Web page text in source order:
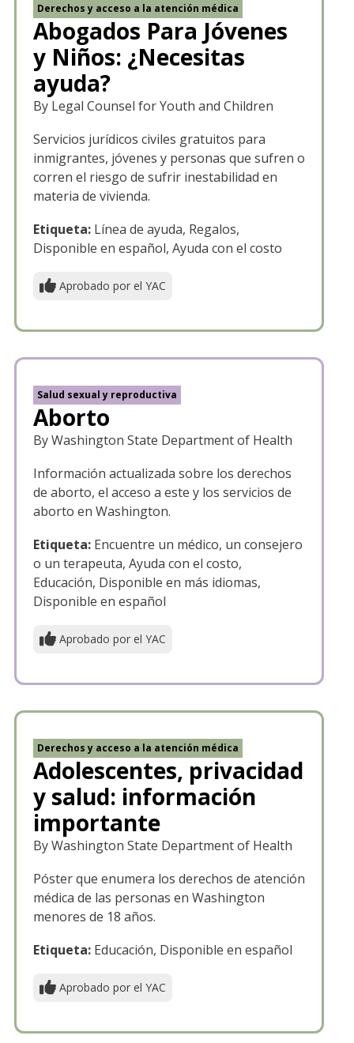
Derechos y acceso a la atención médica
Abogados Para Jóvenes
y Niños: ¿Necesitas
ayuda?
By Legal Counsel for Youth and Children
Servicios jurídicos civiles gratuitos para
inmigrantes, jóvenes y personas que sufren o
corren el riesgo de sufrir inestabilidad en
materia de vivienda.
Etiqueta: Línea de ayuda, Regalos,
Disponible en español, Ayuda con el costo
Aprobado por el YAC
Salud sexual y reproductiva
Aborto
By Washington State Department of Health
Información actualizada sobre los derechos
de aborto, el acceso a este y los servicios de
aborto en Washington.
Etiqueta: Encuentre un médico, un consejero
o un terapeuta, Ayuda con el costo,
Educación, Disponible en más idiomas,
Disponible en español
Aprobado por el YAC
Derechos y acceso a la atención médica
Adolescentes, privacidad
y salud: información
importante
By Washington State Department of Health
Póster que enumera los derechos de atención
médica de las personas en Washington
menores de 18 años.
Etiqueta: Educación, Disponible en español
Aprobado por el YAC